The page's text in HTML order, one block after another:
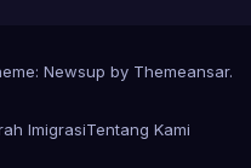
Newsup by Themeansar.
ImigrasiTentang Kami